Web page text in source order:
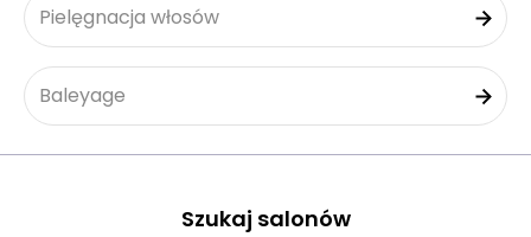
Pielęgnacja włosów
Baleyage
Szukaj salonów